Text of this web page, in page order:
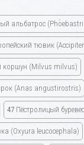
альбатрос
тювик
коршун (Milvus milvus)
(Anas angustirostris)
47 Пёстролицый
(Oxyura leucocephala)